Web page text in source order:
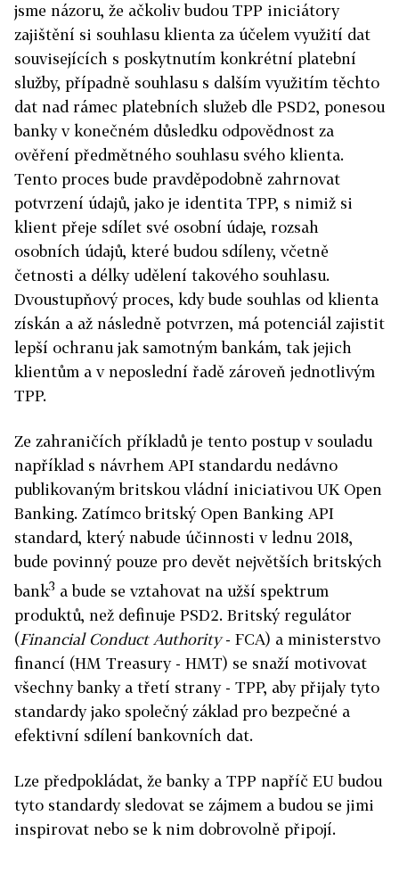
jsme názoru, že ačkoliv budou TPP iniciátory
zajištění si souhlasu klienta za účelem využití dat
souvisejících s poskytnutím konkrétní platební
služby, případně souhlasu s dalším využitím těchto
dat nad rámec platebních služeb dle PSD2, ponesou
banky v konečném důsledku odpovědnost za
ověření předmětného souhlasu svého klienta.
Tento proces bude pravděpodobně zahrnovat
potvrzení údajů, jako je identita TPP, s nimiž si
klient přeje sdílet své osobní údaje, rozsah
osobních údajů, které budou sdíleny, včetně
četnosti a délky udělení takového souhlasu.
Dvoustupňový proces, kdy bude souhlas od klienta
získán a až následně potvrzen, má potenciál zajistit
lepší ochranu jak samotným bankám, tak jejich
klientům a v neposlední řadě zároveň jednotlivým
TPP.
Ze zahraničích příkladů je tento postup v souladu
například s návrhem API standardu nedávno
publikovaným britskou vládní iniciativou UK Open
Banking. Zatímco britský Open Banking API
standard, který nabude účinnosti v lednu 2018,
bude povinný pouze pro devět největších britských
bank3 a bude se vztahovat na užší spektrum
produktů, než definuje PSD2. Britský regulátor
(Financial Conduct Authority- FCA) a ministerstvo
financí (HM Treasury - HMT) se snaží motivovat
všechny banky a třetí strany - TPP, aby přijaly tyto
standardy jako společný základ pro bezpečné a
efektivní sdílení bankovních dat.
Lze předpokládat, že banky a TPP napříč EU budou
tyto standardy sledovat se zájmem a budou se jimi
inspirovat nebo se k nim dobrovolně připojí.